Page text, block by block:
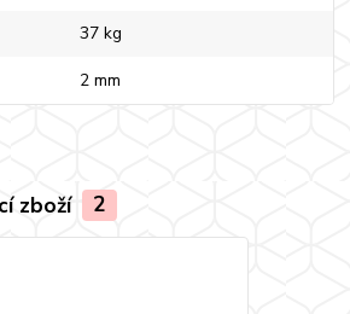
37 kg
2 mm
zboží 2